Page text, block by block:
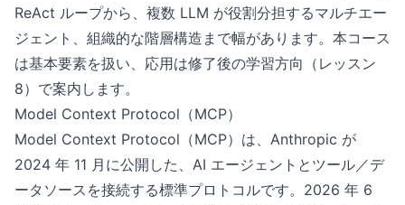
ReAct ループから、複数 LLM が役割分担するマルチエー
ジェント、組織的な階層構造まで幅があります。本コース
は基本要素を扱い、応用は修了後の学習方向（レッスン
8）で案内します。
Model Context Protocol（MCP）
Model Context Protocol（MCP）は、Anthropic が
2024 年 11 月に公開した、AI エージェントとツール／デ
ータソースを接続する標準プロトコルです。2026 年 6